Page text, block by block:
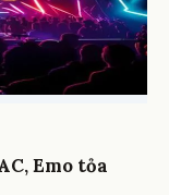
Emo tỏa